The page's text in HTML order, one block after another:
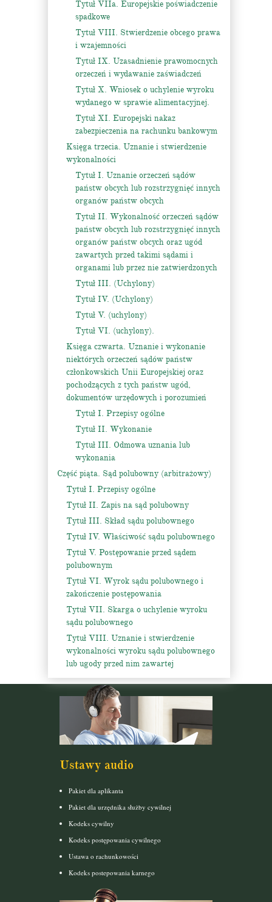
Tytuł VIIa. Europejskie poświadczenie
spadkowe
Tytuł VIII. Stwierdzenie obcego prawa
i wzajemności
Tytuł IX. Uzasadnienie prawomocnych
orzeczeń i wydawanie zaświadczeń
Tytuł X. Wniosek o uchylenie wyroku
wydanego w sprawie alimentacyjnej.
Tytuł XI. Europejski nakaz
zabezpieczenia na rachunku bankowym
Księga trzecia. Uznanie i stwierdzenie
wykonalności
Tytuł I. Uznanie orzeczeń sądów
państw obcych lub rozstrzygnięć innych
organów państw obcych
Tytuł II. Wykonalność orzeczeń sądów
państw obcych lub rozstrzygnięć innych
organów państw obcych oraz ugód
zawartych przed takimi sądami i
organami lub przez nie zatwierdzonych
Tytuł III. (Uchylony)
Tytuł IV. (Uchylony)
Tytuł V. (uchylony)
Tytuł VI. (uchylony).
Księga czwarta. Uznanie i wykonanie
niektórych orzeczeń sądów państw
członkowskich Unii Europejskiej oraz
pochodzących z tych państw ugód,
dokumentów urzędowych i porozumień
Tytuł I. Przepisy ogólne
Tytuł II. Wykonanie
Tytuł III. Odmowa uznania lub
wykonania
Część piąta. Sąd polubowny (arbitrażowy)
Tytuł I. Przepisy ogólne
Tytuł II. Zapis na sąd polubowny
Tytuł III. Skład sądu polubownego
Tytuł IV. Właściwość sądu polubownego
Tytuł V. Postępowanie przed sądem
polubownym
Tytuł VI. Wyrok sądu polubownego i
zakończenie postępowania
Tytuł VII. Skarga o uchylenie wyroku
sądu polubownego
Tytuł VIII. Uznanie i stwierdzenie
wykonalności wyroku sądu polubownego
lub ugody przed nim zawartej
Ustawy audio
Pakiet dla aplikanta
Pakiet dla urzędnika służby cywilnej
Kodeks cywilny
Kodeks postępowania cywilnego
Ustawa o rachunkowości
Kodeks postepowania karnego